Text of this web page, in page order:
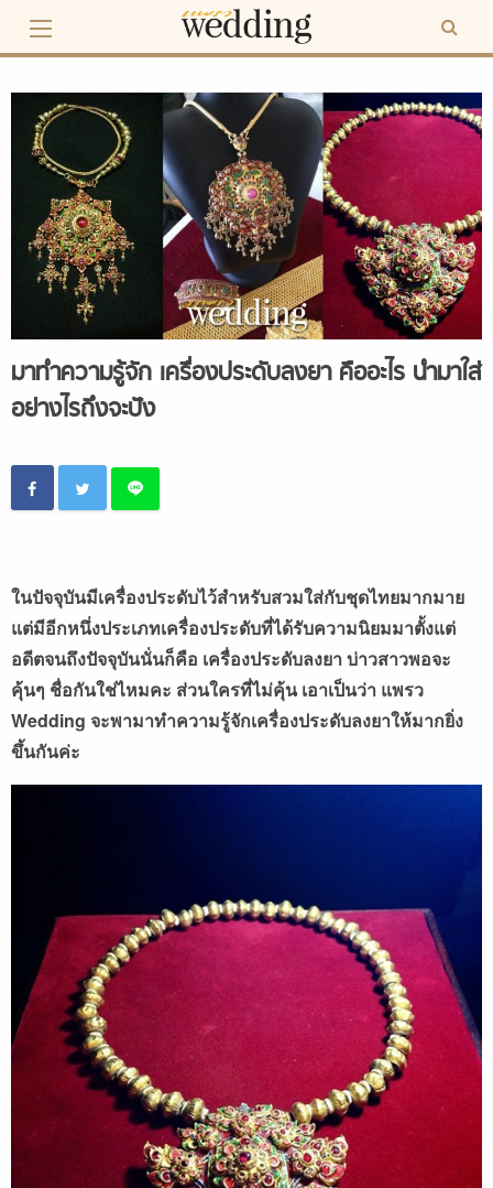
content
มาทำความรู้จัก เครื่องประดับลงยา คืออะไร นำมาใส่
อย่างไรถึงจะปัง
ในปัจจุบันมีเครื่องประดับไว้สำหรับสวมใส่กับชุดไทยมากมาย
แต่มีอีกหนึ่งประเภทเครื่องประดับที่ได้รับความนิยมมาตั้งแต่
อดีตจนถึงปัจจุบันนั่นก็คือ เครื่องประดับลงยา บ่าวสาวพอจะ
คุ้นๆ ชื่อกันใช่ไหมคะ ส่วนใครที่ไม่คุ้น เอาเป็นว่า แพรว
Wedding จะพามาทำความรู้จักเครื่องประดับลงยาให้มากยิ่ง
ขึ้นกันค่ะ